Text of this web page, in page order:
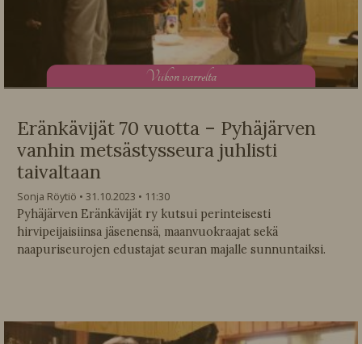
Viikon varrelta
Eränkävijät 70 vuotta – Pyhäjärven
vanhin metsästysseura juhlisti
taivaltaan
Sonja Röytiö 31.10.2023
11:30
Pyhäjärven Eränkävijät ry kutsui perinteisesti
hirvipeijaisiinsa jäsenensä, maanvuokraajat sekä
naapuriseurojen edustajat seuran majalle sunnuntaiksi.